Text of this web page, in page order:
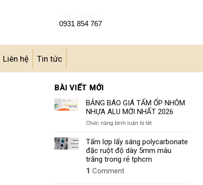
0931 854 767
Liên hệ Tin tức
BÀI VIẾT MỚI
BẢNG BÁO GIÁ TẤM ỐP NHÔM
NHỰA ALU MỚI NHẤT 2026
Chức năng bình luận bị tắtở
BÁO
GIÁ
ỐP
Tấm lợp lấy sáng polycarbonate
đặc ruột độ dày 5mm màu
trắng trong rẻ tphcm
1 Comment